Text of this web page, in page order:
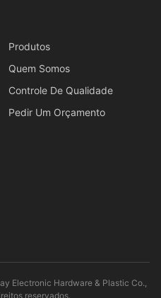
Produtos
Quem Somos
Controle De Qualidade
Pedir Um Orçamento
Electronic Hardware & Plastic Co.,
reservados.